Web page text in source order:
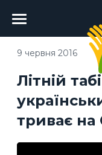
Головне
меню
Літній
триває
9 червня 2016